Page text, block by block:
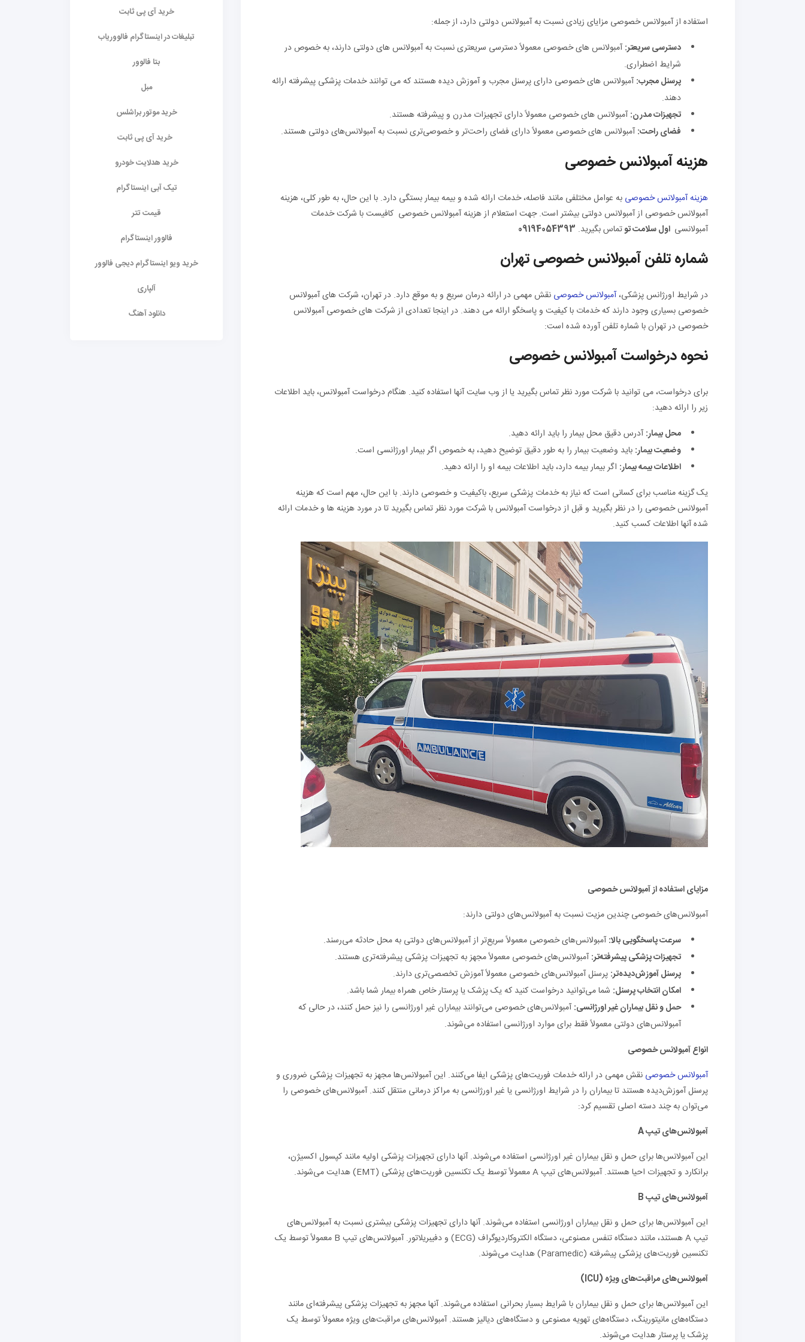
استفاده از آمبولانس خصوصی مزایای زیادی نسبت به آمبولانس دولتی دارد، از جمله:
دسترسی سریعتر: آمبولانس های خصوصی معمولاً دسترسی سریعتری نسبت به آمبولانس های دولتی دارند، به خصوص در
شرایط اضطراری.
پرسنل مجرب: آمبولانس های خصوصی دارای پرسنل مجرب و آموزش دیده هستند که می توانند خدمات پزشکی پیشرفته ارائه
دهند.
تجهیزات مدرن: آمبولانس های خصوصی معمولاً دارای تجهیزات مدرن و پیشرفته هستند.
فضای راحت: آمبولانس های خصوصی معمولاً دارای فضای راحت‌تر و خصوصی‌تری نسبت به آمبولانس‌های دولتی هستند.
هزینه آمبولانس خصوصی
هزینه آمبولانس خصوصی به عوامل مختلفی مانند فاصله، خدمات ارائه شده و بیمه بیمار بستگی دارد. با این حال، به طور کلی، هزینه
آمبولانس خصوصی از آمبولانس دولتی بیشتر است. جهت استعلام از هزینه آمبولانس خصوصی کافیست با شرکت خدمات
آمبولانسی اول سلامت توتماس بگیرید. 09194054393
شماره تلفن آمبولانس خصوصی تهران
در شرایط اورژانس پزشکی،آمبولانس خصوصی نقش مهمی در ارائه درمان سریع و به موقع دارد. در تهران، شرکت های آمبولانس
خصوصی بسیاری وجود دارند که خدمات با کیفیت و پاسخگو ارائه می دهند. در اینجا تعدادی از شرکت های خصوصی آمبولانس
خصوصی در تهران با شماره تلفن آورده شده است:
نحوه درخواست آمبولانس خصوصی
برای درخواست، می توانید با شرکت مورد نظر تماس بگیرید یا از وب سایت آنها استفاده کنید. هنگام درخواست آمبولانس، باید اطلاعات
زیر را ارائه دهید:
محل بیمار: آدرس دقیق محل بیمار را باید ارائه دهید.
وضعیت بیمار: باید وضعیت بیمار را به طور دقیق توضیح دهید، به خصوص اگر بیمار اورژانسی است.
اطلاعات بیمه بیمار: اگر بیمار بیمه دارد، باید اطلاعات بیمه او را ارائه دهید.
یک گزینه مناسب برای کسانی است که نیاز به خدمات پزشکی سریع، باکیفیت و خصوصی دارند. با این حال، مهم است که هزینه
آمبولانس خصوصی را در نظر بگیرید و قبل از درخواست آمبولانس با شرکت مورد نظر تماس بگیرید تا در مورد هزینه ها و خدمات ارائه
شده آنها اطلاعات کسب کنید.
مزایای استفاده از آمبولانس خصوصی
آمبولانس‌های خصوصی چندین مزیت نسبت به آمبولانس‌های دولتی دارند:
سرعت پاسخگویی بالا: آمبولانس‌های خصوصی معمولاً سریع‌تر از آمبولانس‌های دولتی به محل حادثه می‌رسند.
تجهیزات پزشکی پیشرفته‌تر: آمبولانس‌های خصوصی معمولاً مجهز به تجهیزات پزشکی پیشرفته‌تری هستند.
پرسنل آموزش‌دیده‌تر: پرسنل آمبولانس‌های خصوصی معمولاً آموزش تخصصی‌تری دارند.
امکان انتخاب پرسنل: شما می‌توانید درخواست کنید که یک پزشک یا پرستار خاص همراه بیمار شما باشد.
حمل و نقل بیماران غیر اورژانسی: آمبولانس‌های خصوصی می‌توانند بیماران غیر اورژانسی را نیز حمل کنند، در حالی که
آمبولانس‌های دولتی معمولاً فقط برای موارد اورژانسی استفاده می‌شوند.
انواع آمبولانس خصوصی
آمبولانس‌ خصوصی نقش مهمی در ارائه خدمات فوریت‌های پزشکی ایفا می‌کنند. این آمبولانس‌ها مجهز به تجهیزات پزشکی ضروری و
پرسنل آموزش‌دیده هستند تا بیماران را در شرایط اورژانسی یا غیر اورژانسی به مراکز درمانی منتقل کنند. آمبولانس‌های خصوصی را
می‌توان به چند دسته اصلی تقسیم کرد:
آمبولانس‌های تیپA
این آمبولانس‌ها برای حمل و نقل بیماران غیر اورژانسی استفاده می‌شوند. آنها دارای تجهیزات پزشکی اولیه مانند کپسول اکسیژن،
برانکارد و تجهیزات احیا هستند. آمبولانس‌های تیپ A معمولاً توسط یک تکنسین فوریت‌های پزشکی (EMT) هدایت می‌شوند.
آمبولانس‌های تیپB
این آمبولانس‌ها برای حمل و نقل بیماران اورژانسی استفاده می‌شوند. آنها دارای تجهیزات پزشکی بیشتری نسبت به آمبولانس‌های
تیپ A هستند، مانند دستگاه تنفس مصنوعی، دستگاه الکتروکاردیوگراف (ECG) و دفیبریلاتور. آمبولانس‌های تیپ B معمولاً توسط یک
تکنسین فوریت‌های پزشکی پیشرفته (Paramedic) هدایت می‌شوند.
آمبولانس‌های مراقبت‌های ویژه (ICU)
این آمبولانس‌ها برای حمل و نقل بیماران با شرایط بسیار بحرانی استفاده می‌شوند. آنها مجهز به تجهیزات پزشکی پیشرفته‌ای مانند
دستگاه‌های مانیتورینگ، دستگاه‌های تهویه مصنوعی و دستگاه‌های دیالیز هستند. آمبولانس‌های مراقبت‌های ویژه معمولاً توسط یک
پزشک یا پرستار هدایت می‌شوند.
خرید آی پی ثابت
تبلیغات در اینستاگرام فالووریاب
بتا فالوور
مبل
خرید موتور براشلس
خرید آی پی ثابت
خرید هدلایت خودرو
تیک آبی اینستاگرام
قیمت تتر
فالوور اینستاگرام
خرید ویو اینستاگرام دیجی فالوور
آلپاری
دانلود آهنگ